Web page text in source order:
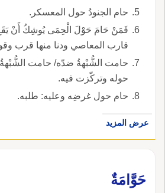
حام الجنودُ حول المعسكر.
فَمَنْ حَامَ حَوْلَ الْحِمَى يُوشِكُ أَنْ
قارب المعاصي ودنا منها قرب
حامت الشُّبْهةُ ضدّه/ حامت
حوله وتركّزت فيه.
حام حول غرضِه وعليه: طلبه.
عرض المزيد
حَوَّامَةٌ